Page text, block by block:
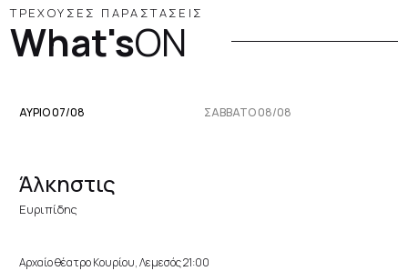
ΤΡΕΧΟΥΣΕΣ ΠΑΡΑΣΤΑΣΕΙΣ
What'sON
ΑΥΡΙΟ 07/08 ΣΆΒΒΑΤΟ 08/08
Άλκηστις
Ευριπίδης
Αρχαίο θέατρο Κουρίου, Λεμεσός 21:00